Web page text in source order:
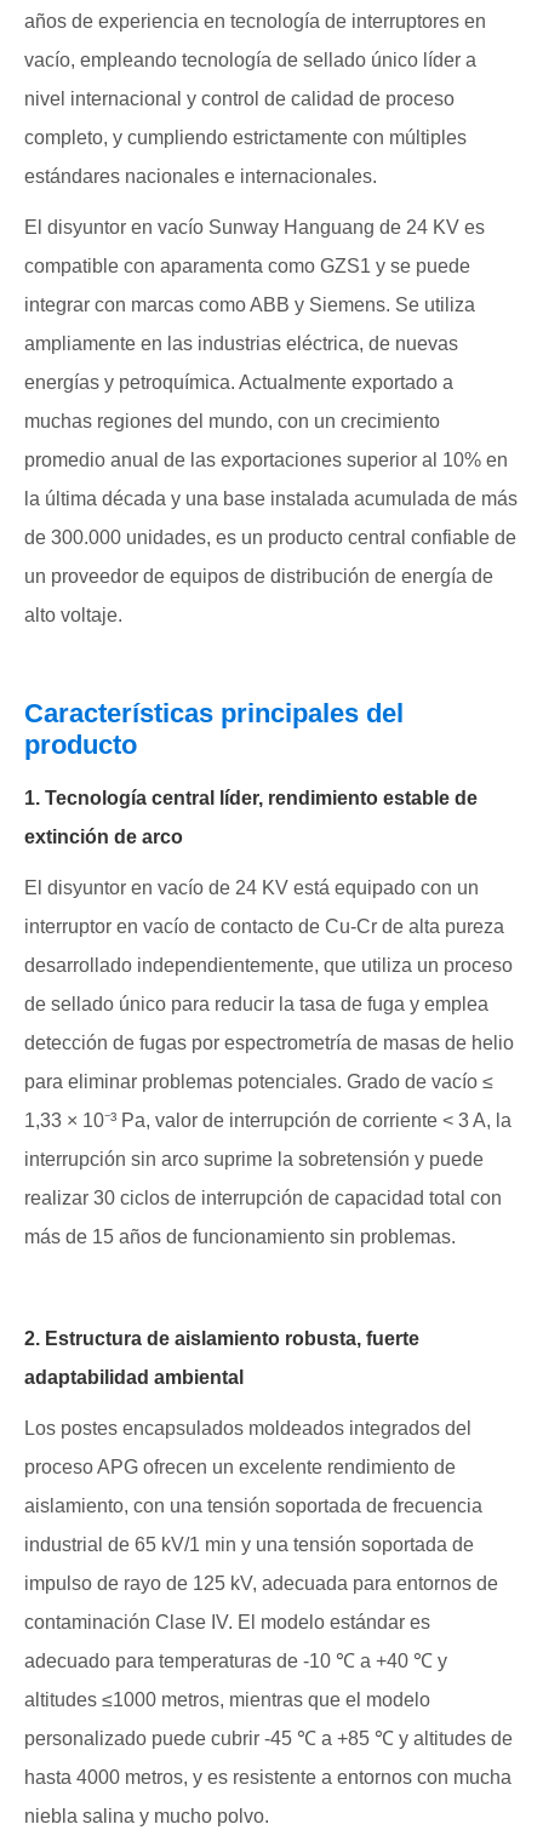
años de experiencia en tecnología de interruptores en
vacío, empleando tecnología de sellado único líder a
nivel internacional y control de calidad de proceso
completo, y cumpliendo estrictamente con múltiples
estándares nacionales e internacionales.
El disyuntor en vacío Sunway Hanguang de 24 KV es
compatible con aparamenta como GZS1 y se puede
integrar con marcas como ABB y Siemens. Se utiliza
ampliamente en las industrias eléctrica, de nuevas
energías y petroquímica. Actualmente exportado a
muchas regiones del mundo, con un crecimiento
promedio anual de las exportaciones superior al 10% en
la última década y una base instalada acumulada de más
de 300.000 unidades, es un producto central confiable de
un proveedor de equipos de distribución de energía de
alto voltaje.
Características principales del
producto
1. Tecnología central líder, rendimiento estable de
extinción de arco
El disyuntor en vacío de 24 KV está equipado con un
interruptor en vacío de contacto de Cu-Cr de alta pureza
desarrollado independientemente, que utiliza un proceso
de sellado único para reducir la tasa de fuga y emplea
detección de fugas por espectrometría de masas de helio
para eliminar problemas potenciales. Grado de vacío ≤
1,33 × 10⁻³ Pa, valor de interrupción de corriente < 3 A, la
interrupción sin arco suprime la sobretensión y puede
realizar 30 ciclos de interrupción de capacidad total con
más de 15 años de funcionamiento sin problemas.
2. Estructura de aislamiento robusta, fuerte
adaptabilidad ambiental
Los postes encapsulados moldeados integrados del
proceso APG ofrecen un excelente rendimiento de
aislamiento, con una tensión soportada de frecuencia
industrial de 65 kV/1 min y una tensión soportada de
impulso de rayo de 125 kV, adecuada para entornos de
contaminación Clase IV. El modelo estándar es
adecuado para temperaturas de -10 ℃ a +40 ℃ y
altitudes ≤1000 metros, mientras que el modelo
personalizado puede cubrir -45 ℃ a +85 ℃ y altitudes de
hasta 4000 metros, y es resistente a entornos con mucha
niebla salina y mucho polvo.